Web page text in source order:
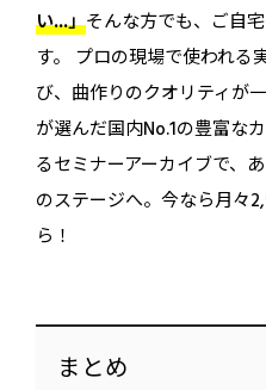
い...」そんな方でも、ご自
す。 プロの現場で使われる
び、曲作りのクオリティが
が選んだ国内No.1の豊富な
るセミナーアーカイブで、
のステージへ。今なら月々
ら！
まとめ